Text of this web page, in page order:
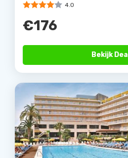
4.0
€176
Bekijk Deal